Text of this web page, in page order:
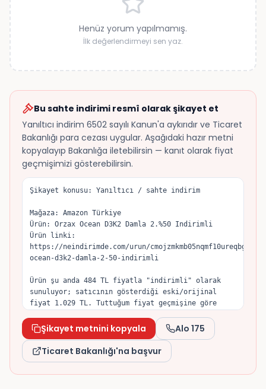
Henüz yorum yapılmamış.
İlk değerlendirmeyi sen yaz.
Bu sahte indirimi resmî olarak şikayet et
Yanıltıcı indirim 6502 sayılı Kanun'a aykırıdır ve Ticaret
Bakanlığı para cezası uygular. Aşağıdaki hazır metni
kopyalayıp Bakanlığa iletebilirsin — kanıt olarak fiyat
geçmişimizi gösterebilirsin.
Şikayet konusu: Yanıltıcı / sahte indirim
Mağaza: Amazon Türkiye
Ürün: Orzax Ocean D3K2 Damla 2.%50 Indirimli
Ürün linki:
https://neindirimde.com/urun/cmojzmkmb05nqmf10ureqbgvs/
ocean-d3k2-damla-2-50-indirimli
Ürün şu anda 484 TL fiyatla "indirimli" olarak
sunuluyor; satıcının gösterdiği eski/orijinal
fiyat 1.029 TL. Tuttuğum fiyat geçmişine göre
düşmüştü, dolayısıyla indirim öncesi referans
fiyatın yapay olarak yükseltildiğini düşünüyorum.
6502 sayılı Tüketicinin Korunması Hakkında Kanun
Şikayet metnini kopyala
Alo 175
Ticaret Bakanlığı'na başvur